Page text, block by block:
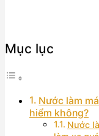
Mục lục
Nước làm
hiểm không?
Nước